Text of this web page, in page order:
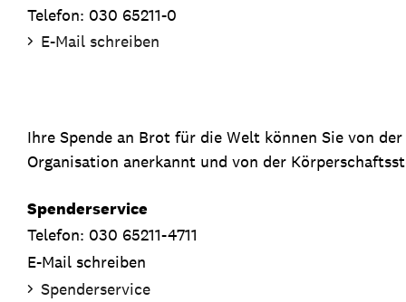
Telefon: 030 65211-0
E-Mail schreiben
Ihre Spende an Brot für die Welt können Sie von
Organisation anerkannt und von der
Spenderservice
Telefon: 030 65211-4711
E-Mail schreiben
Spenderservice